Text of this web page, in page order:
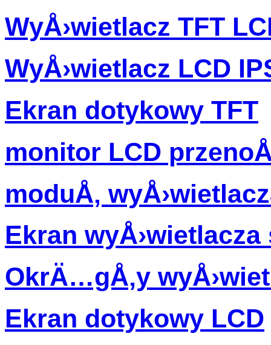
WyÅ›wietlacz TFT
WyÅ›wietlacz LCD
Ekran dotykowy TFT
monitor LCD
moduÅ‚
Ekran
OkrÄ…gÅ‚y
Ekran dotykowy LCD